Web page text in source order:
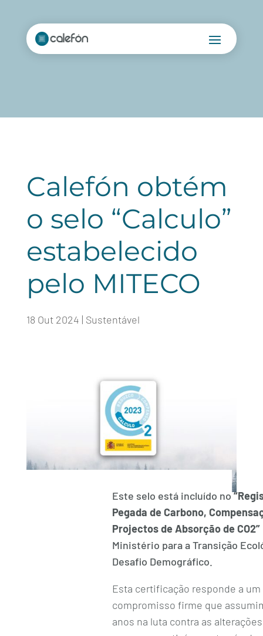
Calefón obtém
o selo “Calculo”
estabelecido
pelo MITECO
18 Out 2024 | Sustentável
Este selo está incluído no
Pegada de Carbono,
Projectos de Absorção de CO2”
Ministério para a Transição
Desafio Demográfico.
Esta certificação responde a um
compromisso firme que
anos na luta contra as